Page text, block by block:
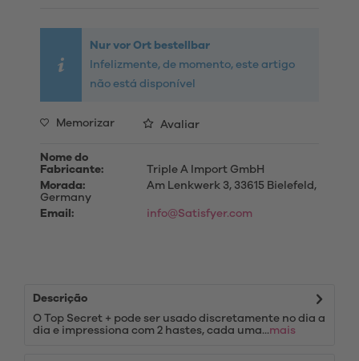
Nur vor Ort bestellbar
Infelizmente, de momento, este artigo
não está disponível
Memorizar Avaliar
Nome do
Fabricante:
Triple A Import GmbH
Morada:
Am Lenkwerk 3, 33615 Bielefeld,
Germany
Email:
info@Satisfyer.com
Descrição
O Top Secret + pode ser usado discretamente no dia a
dia e impressiona com 2 hastes, cada uma...mais